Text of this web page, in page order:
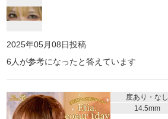
2025年05月08日投稿
6 人が参考になったと答えています
度あり・なし
14.5mm